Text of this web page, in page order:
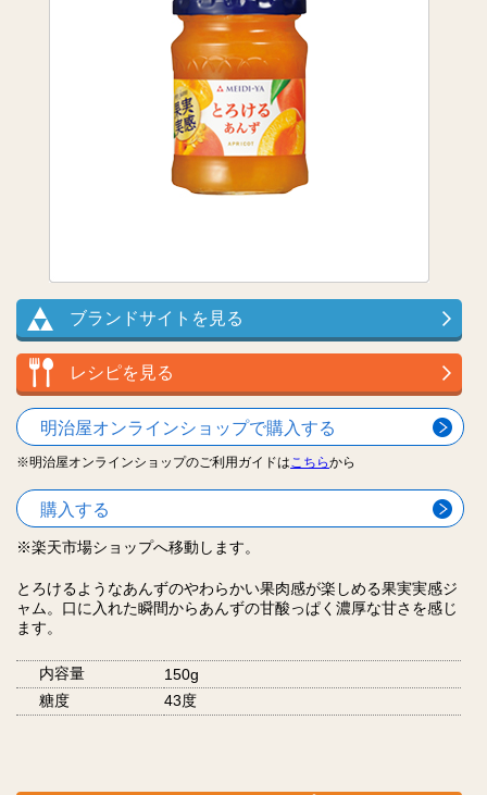
ブランドサイトを見る
レシピを見る
明治屋オンラインショップで購入する
※明治屋オンラインショップのご利用ガイドはこちらから
購入する
※楽天市場ショップへ移動します。
とろけるようなあんずのやわらかい果肉感が楽しめる果実実感ジ
ャム。口に入れた瞬間からあんずの甘酸っぱく濃厚な甘さを感じ
ます。
内容量
150g
糖度
43度